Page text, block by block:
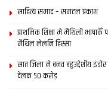
साहित्य समाद – समटल प्रकाश
प्राथमिक शि‍क्षा मे मैथि‍ली
मैथिल लेलनि हिस्सा
सात जिला मे बनत बहुउद्देशीय
देलक 50 करोड़